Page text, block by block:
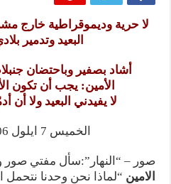
لا حرية وديموقراطية خارج
البعيد وتدمير
أشاد بصفير وباحتضان
الأمين: يجب أن تكون
لا يفيدني البعيد ولا أن
الخميس 7 ايلول 2006 – السنة 74 – العدد 227
صور – “النهار”:سأل مفتي
الامين “لماذا نحن وحدنا